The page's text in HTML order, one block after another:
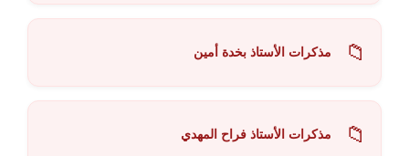
📁 مذكرات الأستاذ بخدة أمين
📁 مذكرات الأستاذ فراح المهدي